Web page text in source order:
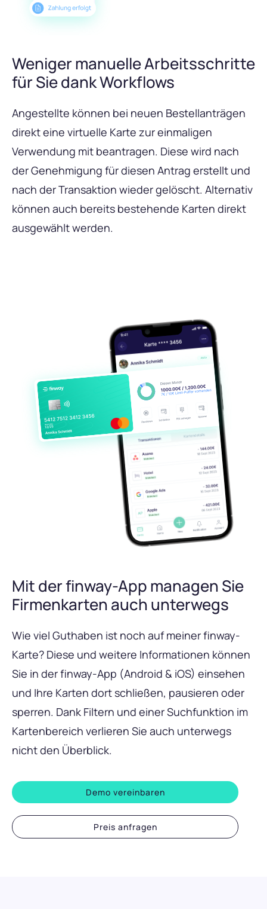
Weniger manuelle Arbeitsschritte
für Sie dank Workflows
Angestellte können bei neuen Bestellanträgen
direkt eine virtuelle Karte zur einmaligen
Verwendung mit beantragen. Diese wird nach
der Genehmigung für diesen Antrag erstellt und
nach der Transaktion wieder gelöscht. Alternativ
können auch bereits bestehende Karten direkt
ausgewählt werden.
Mit der finway-App managen Sie
Firmenkarten auch unterwegs
Wie viel Guthaben ist noch auf meiner finway-
Karte? Diese und weitere Informationen können
Sie in der finway-App (Android & iOS) einsehen
und Ihre Karten dort schließen, pausieren oder
sperren. Dank Filtern und einer Suchfunktion im
Kartenbereich verlieren Sie auch unterwegs
nicht den Überblick.
Demo vereinbaren
Preis anfragen